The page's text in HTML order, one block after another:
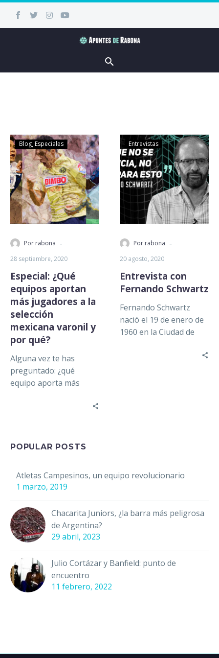
Blog Especiales
Por rabona -
28 septiembre, 2020
Especial: ¿Qué
equipos aportan
más jugadores a la
selección
mexicana varonil y
por qué?
Alguna vez te has
preguntado: ¿qué
equipo aporta más
Entrevistas
Por rabona -
20 agosto, 2020
Entrevista con
Fernando Schwartz
Fernando Schwartz
nació el 19 de enero de
1960 en la Ciudad de
POPULAR POSTS
Atletas Campesinos, un equipo revolucionario
1 marzo, 2019
Chacarita Juniors, ¿la barra más peligrosa
de Argentina?
29 abril, 2023
Julio Cortázar y Banfield: punto de
encuentro
11 febrero, 2022